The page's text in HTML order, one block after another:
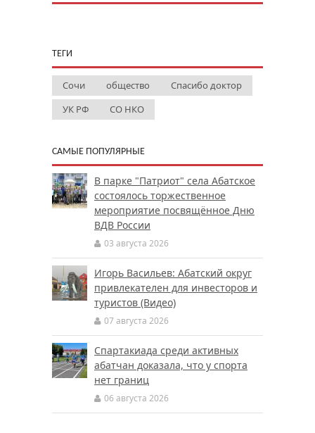
ТЕГИ
Сочи общество
Спасибо доктор
УК РФ
СО НКО
САМЫЕ ПОПУЛЯРНЫЕ
В парке "Патриот" села Абатское
состоялось торжественное
мероприятие посвящённое Дню
ВДВ России
03 августа 2026
Игорь Васильев: Абатский округ
привлекателен для инвесторов и
туристов (Видео)
07 августа 2026
Спартакиада среди активных
абатчан доказала, что у спорта
нет границ
06 августа 2026